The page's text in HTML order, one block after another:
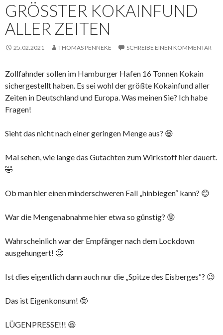
GRÖSSTER KOKAINFUND A
LLER ZEITEN
25.02.2021 THOMAS PENNEKE SCHREIBE EINEN KOMMENTAR
Zollfahnder sollen im Hamburger Hafen 16 Tonnen Kokain
sichergestellt haben. Es sei wohl der größte Kokainfund aller
Zeiten in Deutschland und Europa. Was meinen Sie? Ich habe
Fragen!
Sieht das nicht nach einer geringen Menge aus? 😆
Mal sehen, wie lange das Gutachten zum Wirkstoff hier dauert.
🤣
Ob man hier einen minderschweren Fall „hinbiegen“ kann? 😊
War die Mengenabnahme hier etwa so günstig? 😝
Wahrscheinlich war der Empfänger nach dem Lockdown
ausgehungert! 🧐
Ist dies eigentlich dann auch nur die „Spitze des Eisberges“? 😉
Das ist Eigenkonsum! 🤪
LÜGENPRESSE!!! 😆